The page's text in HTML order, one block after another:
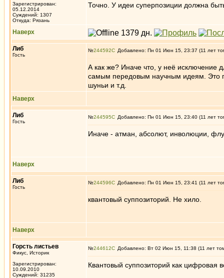
Зарегистрирован:
05.12.2014
Суждений: 1307
Откуда: Рязань
Точно. У идеи суперпозиции должна
Наверх
Либ
Гость
№244592 Добавлено: Пн 01 Июн 15, 23:37 (11 лет
А как же? Иначе что, у неё исключение
самым передовым научным идеям. Это
шуньи и т.д.
Наверх
Либ
Гость
№244595 Добавлено: Пн 01 Июн 15, 23:40 (11 лет
Иначе - атман, абсолют, инволюции,
Наверх
Либ
Гость
№244596 Добавлено: Пн 01 Июн 15, 23:41 (11 лет
квантовый суппозиторий. Не хило.
Наверх
Горсть листьев
Фикус, Историк
Зарегистрирован:
10.09.2010
Суждений: 31235
№244612 Добавлено: Вт 02 Июн 15, 11:38 (11 лет
Квантовый суппозиторий как цифровая